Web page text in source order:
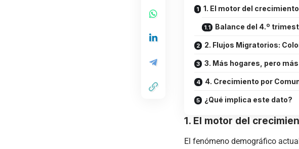
1. El motor del
Balance del 4.º
2. Flujos Migratorios:
3. Más hogares, pero
4. Crecimiento por
¿Qué implica este dato?
1. El motor del
El fenómeno demográfico